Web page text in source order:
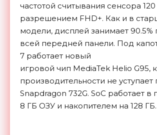
частотой считывания сенсора 120
разрешением FHD+. Как и в
модели, дисплей занимает
всей передней панели. Под
7 работает новый
игровой чип MediaTek Helio G95,
производительности не
Snapdragon 732G. SoC работает в
8 ГБ ОЗУ и накопителем на 128 ГБ.